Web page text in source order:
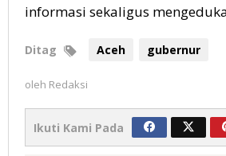
informasi sekaligus
Ditag Aceh gubernur
oleh Redaksi
Ikuti Kami Pada